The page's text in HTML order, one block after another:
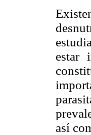
estar
así